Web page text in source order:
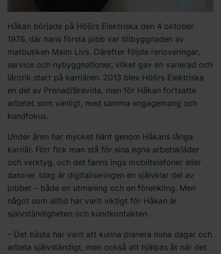
Håkan började på Höörs Elektriska den 4 oktober
1976, där hans första jobb var tillbyggnaden av
matbutiken Malm Livs. Därefter följde renoveringar,
service och nybyggnationer, vilket gav en varierad och
lärorik start på karriären. 2013 blev Höörs Elektriska
en del av Prenad/Bravida, men för Håkan fortsatte
arbetet som vanligt, med samma engagemang och
kundfokus.
Under åren har mycket hänt genom Håkans långa
karriär. Förr fick man stå för sina egna arbetskläder
och verktyg, och det fanns inga mobiltelefoner eller
datorer. Idag är digitaliseringen en självklar del av
jobbet – både en utmaning och en förenkling. Men
något som alltid har varit viktigt för Håkan är
självständigheten och kundkontakten.
– Det bästa har varit att kunna planera mina dagar och
arbeta självständigt, men också att hjälpas åt när det